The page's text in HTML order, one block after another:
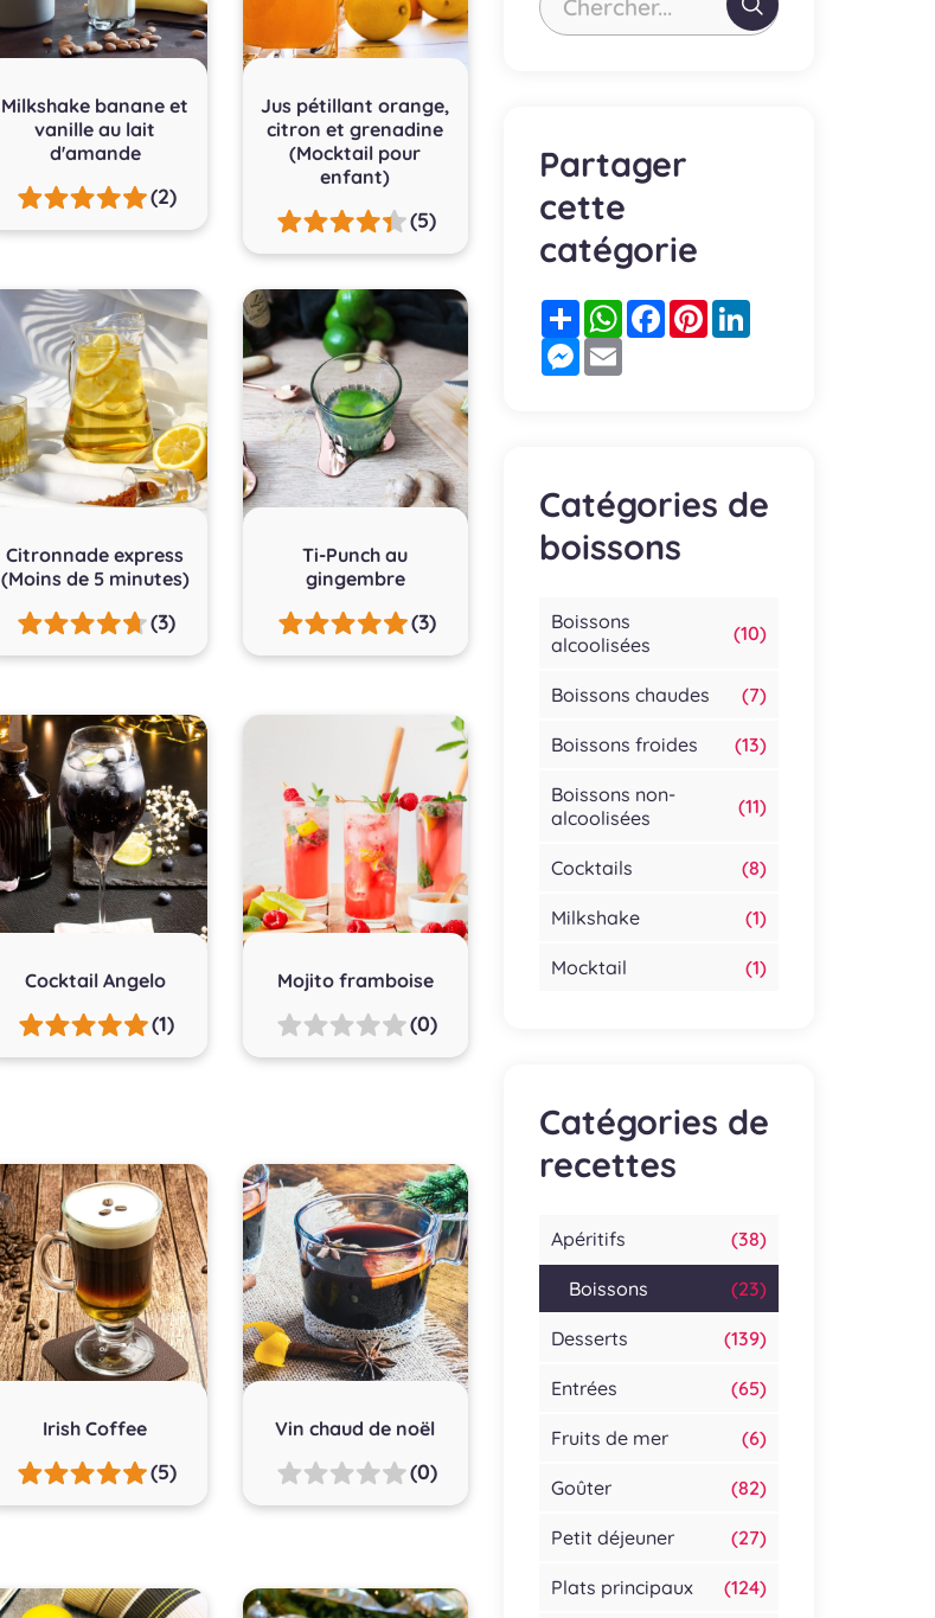
Milkshake banane et
vanille au lait
d'amande
(2)
Jus pétillant orange,
citron et grenadine
(Mocktail pour
enfant)
(5)
Citronnade express
(Moins de 5 minutes)
(3)
Ti-Punch au
gingembre
(3)
Cocktail Angelo
(1)
Mojito framboise
(0)
Irish Coffee
(5)
Vin chaud de noël
(0)
Chercher...
Partager
cette
catégorie
PartagerWhatsApp
Facebook
PinterestLinkedIn
Messenger
Email
Catégories de
boissons
Boissons
alcoolisées
(10)
Boissons chaudes (7)
Boissons froides (13)
Boissons non-
alcoolisées
(11)
Cocktails (8)
Milkshake (1)
Mocktail (1)
Catégories de
recettes
Apéritifs (38)
Boissons (23)
Desserts (139)
Entrées (65)
Fruits de mer (6)
Goûter (82)
Petit déjeuner (27)
Plats principaux (124)